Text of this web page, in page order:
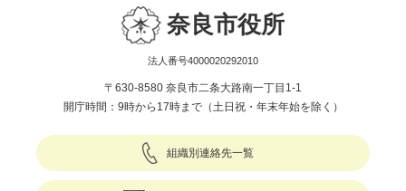
奈良市役所
法人番号4000020292010
〒630-8580 奈良市二条大路南一丁目1-1
開庁時間：9時から17時まで（土日祝・年末年始を除く）
組織別連絡先一覧